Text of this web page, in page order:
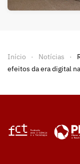
Início Notícias
efeitos da era digital